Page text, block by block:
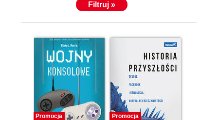
Filtruj »
Promocja Promocja